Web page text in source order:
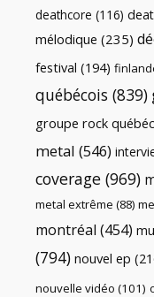
deathcore (116)
mélodique (235)
festival (194)
québécois (839)
groupe rock
metal (546)
coverage (969)
metal extrême (88)
montréal (454)
(794) nouvel ep
nouvelle vidéo (101)